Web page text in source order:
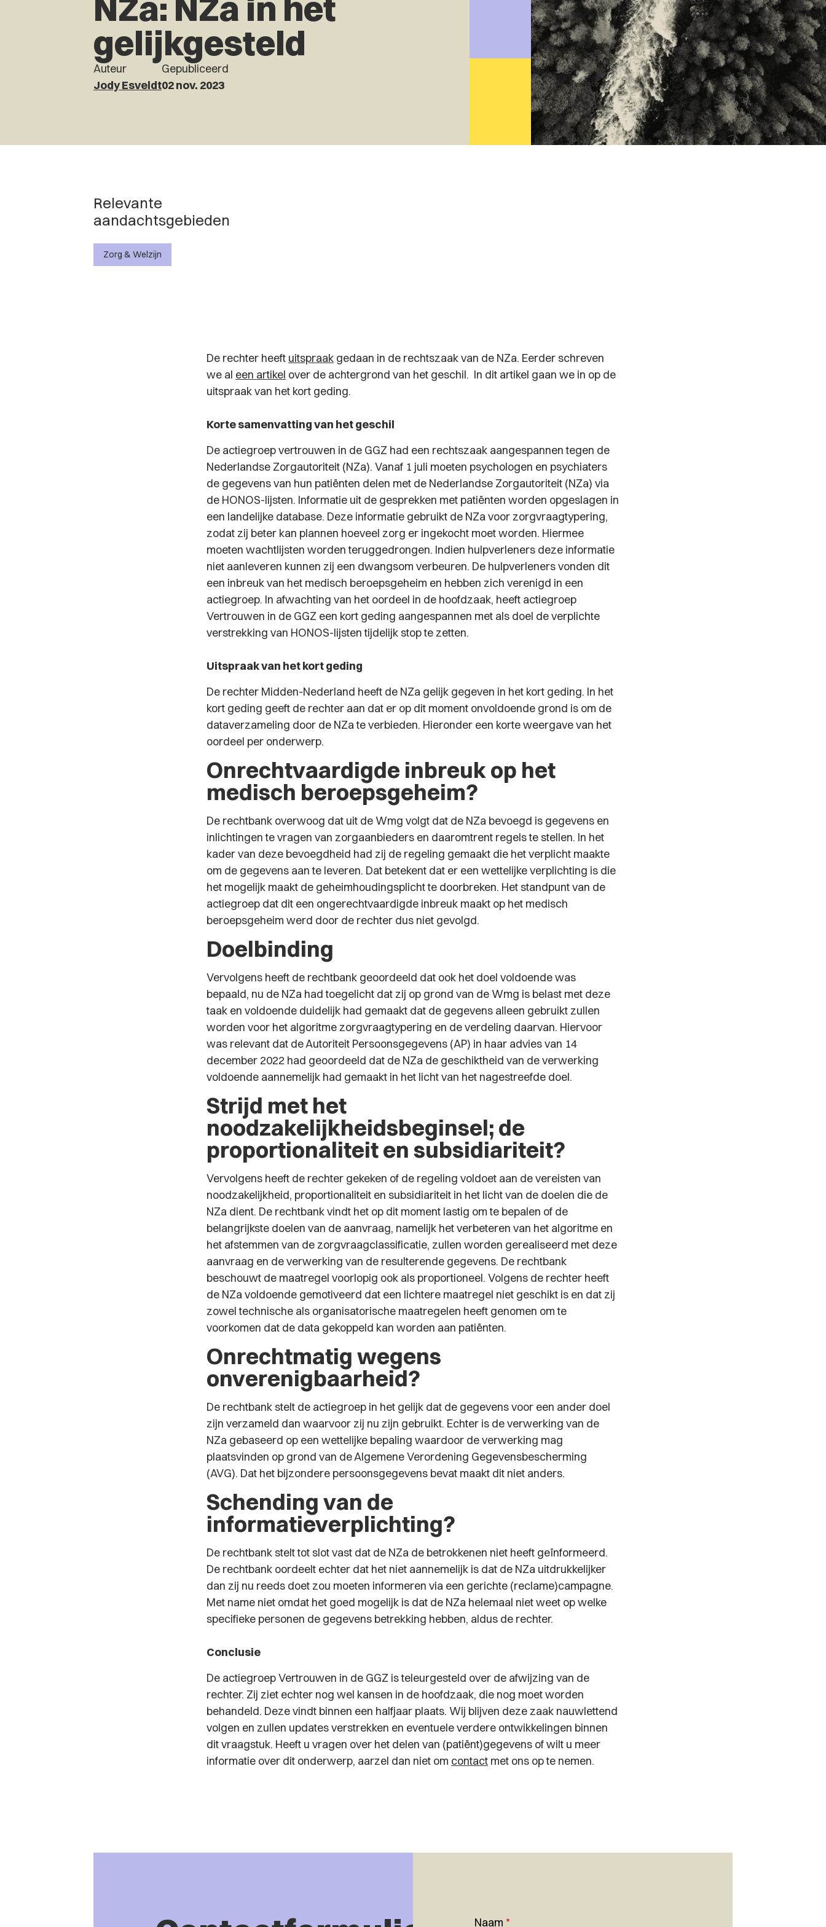
gelijkgesteld
Auteur
Jody Esveldt
Gepubliceerd
02 nov. 2023
Relevante
aandachtsgebieden
Zorg & Welzijn
De rechter heeft uitspraak gedaan in de rechtszaak van de NZa. Eerder schreven
we al een artikel over de achtergrond van het geschil. In dit artikel gaan we in op de
uitspraak van het kort geding.
Korte samenvatting van het geschil
De actiegroep vertrouwen in de GGZ had een rechtszaak aangespannen tegen de
Nederlandse Zorgautoriteit (NZa). Vanaf 1 juli moeten psychologen en psychiaters
de gegevens van hun patiënten delen met de Nederlandse Zorgautoriteit (NZa) via
de HONOS-lijsten. Informatie uit de gesprekken met patiënten worden opgeslagen in
een landelijke database. Deze informatie gebruikt de NZa voor zorgvraagtypering,
zodat zij beter kan plannen hoeveel zorg er ingekocht moet worden. Hiermee
moeten wachtlijsten worden teruggedrongen. Indien hulpverleners deze informatie
niet aanleveren kunnen zij een dwangsom verbeuren. De hulpverleners vonden dit
een inbreuk van het medisch beroepsgeheim en hebben zich verenigd in een
actiegroep. In afwachting van het oordeel in de hoofdzaak, heeft actiegroep
Vertrouwen in de GGZ een kort geding aangespannen met als doel de verplichte
verstrekking van HONOS-lijsten tijdelijk stop te zetten.
Uitspraak van het kort geding
De rechter Midden-Nederland heeft de NZa gelijk gegeven in het kort geding. In het
kort geding geeft de rechter aan dat er op dit moment onvoldoende grond is om de
dataverzameling door de NZa te verbieden. Hieronder een korte weergave van het
oordeel per onderwerp.
Onrechtvaardigde inbreuk op het
medisch beroepsgeheim?
De rechtbank overwoog dat uit de Wmg volgt dat de NZa bevoegd is gegevens en
inlichtingen te vragen van zorgaanbieders en daaromtrent regels te stellen. In het
kader van deze bevoegdheid had zij de regeling gemaakt die het verplicht maakte
om de gegevens aan te leveren. Dat betekent dat er een wettelijke verplichting is die
het mogelijk maakt de geheimhoudingsplicht te doorbreken. Het standpunt van de
actiegroep dat dit een ongerechtvaardigde inbreuk maakt op het medisch
beroepsgeheim werd door de rechter dus niet gevolgd.
Doelbinding
Vervolgens heeft de rechtbank geoordeeld dat ook het doel voldoende was
bepaald, nu de NZa had toegelicht dat zij op grond van de Wmg is belast met deze
taak en voldoende duidelijk had gemaakt dat de gegevens alleen gebruikt zullen
worden voor het algoritme zorgvraagtypering en de verdeling daarvan. Hiervoor
was relevant dat de Autoriteit Persoonsgegevens (AP) in haar advies van 14
december 2022 had geoordeeld dat de NZa de geschiktheid van de verwerking
voldoende aannemelijk had gemaakt in het licht van het nagestreefde doel.
Strijd met het
noodzakelijkheidsbeginsel; de
proportionaliteit en subsidiariteit?
Vervolgens heeft de rechter gekeken of de regeling voldoet aan de vereisten van
noodzakelijkheid, proportionaliteit en subsidiariteit in het licht van de doelen die de
NZa dient. De rechtbank vindt het op dit moment lastig om te bepalen of de
belangrijkste doelen van de aanvraag, namelijk het verbeteren van het algoritme en
het afstemmen van de zorgvraagclassificatie, zullen worden gerealiseerd met deze
aanvraag en de verwerking van de resulterende gegevens. De rechtbank
beschouwt de maatregel voorlopig ook als proportioneel. Volgens de rechter heeft
de NZa voldoende gemotiveerd dat een lichtere maatregel niet geschikt is en dat zij
zowel technische als organisatorische maatregelen heeft genomen om te
voorkomen dat de data gekoppeld kan worden aan patiënten.
Onrechtmatig wegens
onverenigbaarheid?
De rechtbank stelt de actiegroep in het gelijk dat de gegevens voor een ander doel
zijn verzameld dan waarvoor zij nu zijn gebruikt. Echter is de verwerking van de
NZa gebaseerd op een wettelijke bepaling waardoor de verwerking mag
plaatsvinden op grond van de Algemene Verordening Gegevensbescherming
(AVG). Dat het bijzondere persoonsgegevens bevat maakt dit niet anders.
Schending van de
informatieverplichting?
De rechtbank stelt tot slot vast dat de NZa de betrokkenen niet heeft geïnformeerd.
De rechtbank oordeelt echter dat het niet aannemelijk is dat de NZa uitdrukkelijker
dan zij nu reeds doet zou moeten informeren via een gerichte (reclame)campagne.
Met name niet omdat het goed mogelijk is dat de NZa helemaal niet weet op welke
specifieke personen de gegevens betrekking hebben, aldus de rechter.
Conclusie
De actiegroep Vertrouwen in de GGZ is teleurgesteld over de afwijzing van de
rechter. Zij ziet echter nog wel kansen in de hoofdzaak, die nog moet worden
behandeld. Deze vindt binnen een halfjaar plaats. Wij blijven deze zaak nauwlettend
volgen en zullen updates verstrekken en eventuele verdere ontwikkelingen binnen
dit vraagstuk. Heeft u vragen over het delen van (patiënt)gegevens of wilt u meer
informatie over dit onderwerp, aarzel dan niet om contact met ons op te nemen.
Naam *